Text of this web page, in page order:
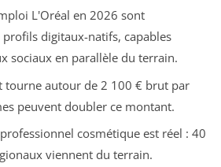
L'Oréal en 2026 sont
digitaux-natifs, capables
sociaux en parallèle du terrain.
tourne autour de 2 100 € brut par
peuvent doubler ce montant.
cosmétique est réel : 40
viennent du terrain.